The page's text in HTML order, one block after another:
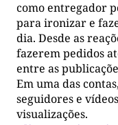
como entregador
para ironizar e
dia. Desde as
fazerem pedidos
entre as
Em uma das
seguidores e
visualizações.